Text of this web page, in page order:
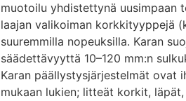
muotoilu yhdistettynä uusimpaan
laajan valikoiman korkkityyppejä
suuremmilla nopeuksilla. Karan
säädettävyyttä 10–120 mm:n
Karan päällystysjärjestelmät ovat
mukaan lukien; litteät korkit,